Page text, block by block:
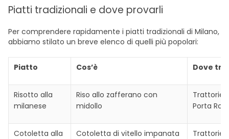
Piatti tradizionali e dove provarli
Per comprendere rapidamente i piatti tradizionali di Milano,
abbiamo stilato un breve elenco di quelli più popolari:
Piatto Cos’è Dove
Risotto alla
milanese
Riso allo zafferano con
midollo
Trattorie
Porta
Cotoletta alla
Cotoletta di vitello impanata
Trattorie